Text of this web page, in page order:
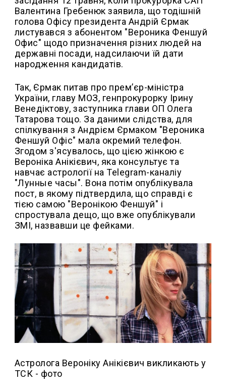
Валентина Гребенюк заявила, що тодішній
голова Офісу президента Андрій Єрмак
листувався з абонентом "Вероника Феншуй
Офис" щодо призначення різних людей на
державні посади, надсилаючи їй дати
народження кандидатів.
Так, Єрмак питав про прем’єр-міністра
України, главу МОЗ, генпрокурорку Ірину
Венедіктову, заступника глави ОП Олега
Татарова тощо. За даними слідства, для
спілкування з Андрієм Єрмаком "Вероника
Феншуй Офіс" мала окремий телефон.
Згодом з'ясувалось, що цією жінкою є
Вероніка Анікієвич, яка консультує та
навчає астрології на Telegram-каналіу
"Лунные часы". Вона потім опублікувала
пост, в якому підтвердила, що справді є
тією самою "Веронікою Феншуй" і
спростувала дещо, що вже опублікували
ЗМІ, назвавши це фейками.
Астролога Вероніку Анікієвич викликають у
ТСК - фото